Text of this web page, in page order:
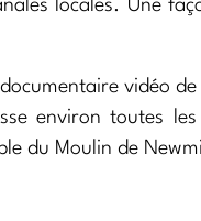
locales. Une
vidéo
environ toutes
du Moulin de